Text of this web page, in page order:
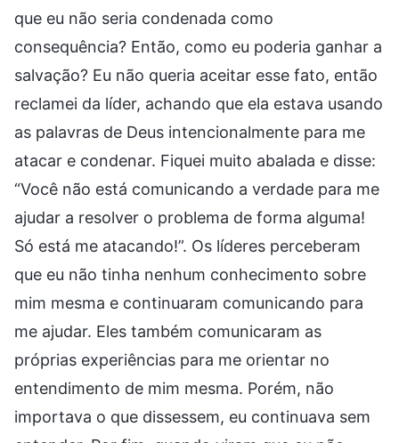
que eu não seria condenada como
consequência? Então, como eu poderia ganhar a
salvação? Eu não queria aceitar esse fato, então
reclamei da líder, achando que ela estava usando
as palavras de Deus intencionalmente para me
atacar e condenar. Fiquei muito abalada e disse:
“Você não está comunicando a verdade para me
ajudar a resolver o problema de forma alguma!
Só está me atacando!”. Os líderes perceberam
que eu não tinha nenhum conhecimento sobre
mim mesma e continuaram comunicando para
me ajudar. Eles também comunicaram as
próprias experiências para me orientar no
entendimento de mim mesma. Porém, não
importava o que dissessem, eu continuava sem